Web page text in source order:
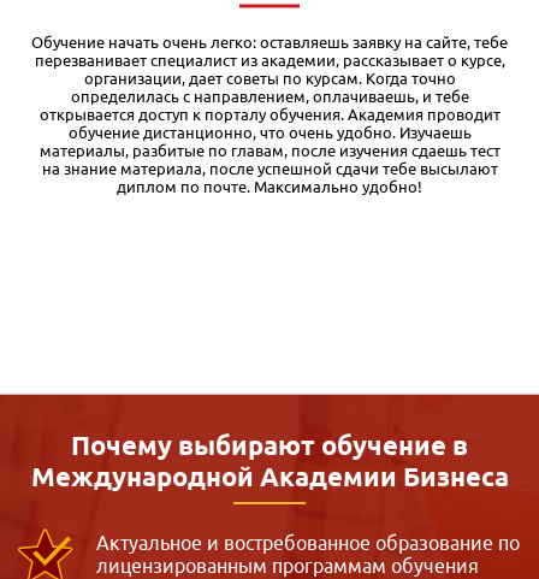
У нас на работе оплачивают курсы повышения квалификации,
вот я и решил получить дополнительную корочку. Выбрал
программу «Тендеры и госзакупки» в Международной
академии бизнеса IAB. Обучение проходит очень удобно: весь
материал структурирован в учебном кабинете, можно учить в
свободное время и даже в дороге. Если уже знаешь какую-то
часть материала — можно пропускать, что весьма убыстряет
процесс обучения. Диплом высылают по указанному адресу:
заказное письмо пришло без задержек. Проблем с оплатой от
Почему выбирают обучение в
Международной Академии Бизнеса
Актуальное и востребованное образование по
лицензированным программам обучения